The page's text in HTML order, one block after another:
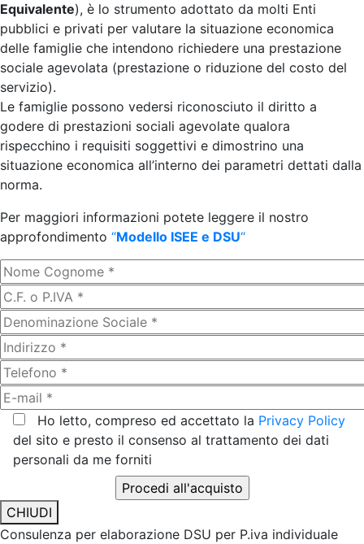
Equivalente), è lo strumento adottato da molti Enti
pubblici e privati per valutare la situazione economica
delle famiglie che intendono richiedere una prestazione
sociale agevolata (prestazione o riduzione del costo del
servizio).
Le famiglie possono vedersi riconosciuto il diritto a
godere di prestazioni sociali agevolate qualora
rispecchino i requisiti soggettivi e dimostrino una
situazione economica all’interno dei parametri dettati dalla
norma.
Per maggiori informazioni potete leggere il nostro
approfondimento “Modello ISEE e DSU“
Ho letto, compreso ed accettato la Privacy Policy
del sito e presto il consenso al trattamento dei dati
personali da me forniti
CHIUDI
Consulenza per elaborazione DSU per P.iva individuale